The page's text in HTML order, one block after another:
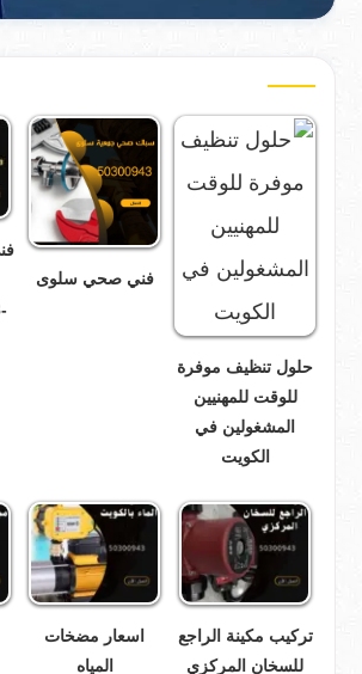
حلول تنظيف موفرة
للوقت للمهنيين
المشغولين في
الكويت
فني صحي سلوى
تركيب مكينة الراجع
للسخان المركزي
اسعار مضخات
المياه